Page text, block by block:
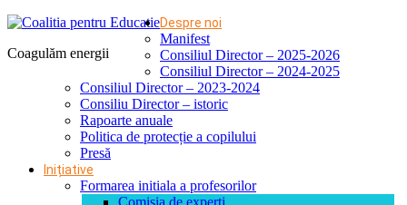
Coagulăm energii
Despre noi
Manifest
Consiliul Director – 2025-2026
Consiliul Director – 2024-2025
Consiliul Director – 2023-2024
Consiliu Director – istoric
Rapoarte anuale
Politica de protecție a copilului
Presă
Inițiative
Formarea initiala a profesorilor
Comisia de experți